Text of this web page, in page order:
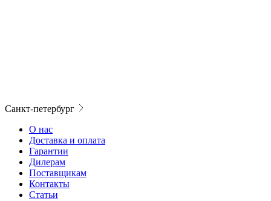
Санкт-петербург
О нас
Доставка и оплата
Гарантии
Дилерам
Поставщикам
Контакты
Статьи